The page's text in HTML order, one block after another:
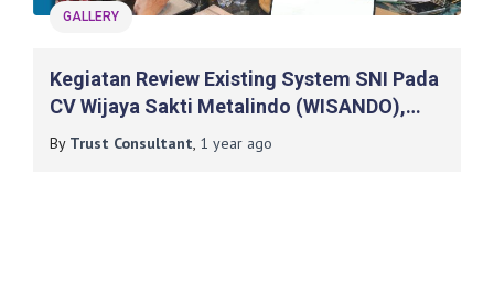
GALLERY
Kegiatan Review Existing System SNI Pada
CV Wijaya Sakti Metalindo (WISANDO),
Klaten
By Trust Consultant, 1 year ago